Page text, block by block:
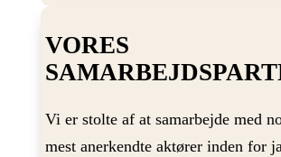
VORES
Vi er stolte af at samarbejde med
mest anerkendte aktører inden for